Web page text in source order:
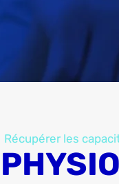
Récupérer les